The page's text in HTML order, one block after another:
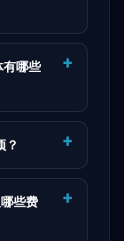
哪些
？
些费